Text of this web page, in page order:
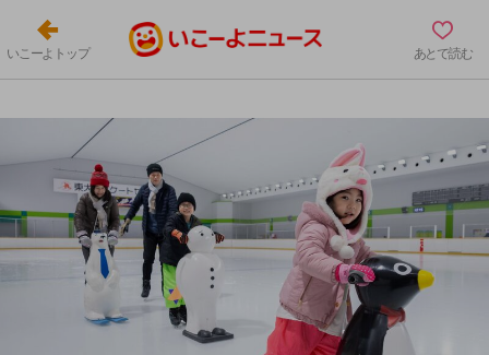
いこーよトップ あとで読む